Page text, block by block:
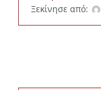
Ξεκίνησε από: